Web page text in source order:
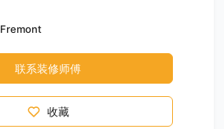
Fremont
联系装修师傅
收藏